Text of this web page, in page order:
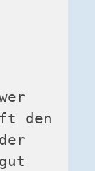
den